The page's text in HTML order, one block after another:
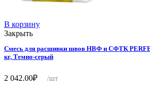
В корзину
Закрыть
Смесь для расшивки швов НВФ и СФТК
кг, Темно-серый
2 042.00₽ /шт